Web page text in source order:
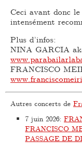
Ceci avant donc
intensément
Plus d’infos:
NINA GARCIA
FRANCISCO
Autres concerts de
7 juin 2026:
FRANCISCO
PASSAGE DE